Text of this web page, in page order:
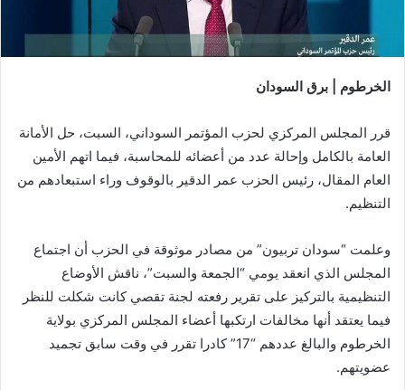
الخرطوم | برق السودان
قرر المجلس المركزي لحزب المؤتمر السوداني، السبت، حل الأمانة
العامة بالكامل وإحالة عدد من أعضائه للمحاسبة، فيما اتهم الأمين
العام المقال، رئيس الحزب عمر الدقير بالوقوف وراء استبعادهم من
التنظيم.
وعلمت “سودان تربيون” من مصادر موثوقة في الحزب أن اجتماع
المجلس الذي انعقد يومي “الجمعة والسبت”، ناقش الأوضاع
التنظيمية بالتركيز على تقرير رفعته لجنة تقصي كانت شكلت للنظر
فيما يعتقد أنها مخالفات ارتكبها أعضاء المجلس المركزي بولاية
الخرطوم والبالغ عددهم “17” كادرا تقرر في وقت سابق تجميد
عضويتهم.